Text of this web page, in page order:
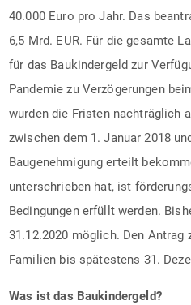
40.000 Euro pro Jahr. Das
6,5 Mrd. EUR. Für die gesamte
für das Baukindergeld zur
Pandemie zu Verzögerungen
wurden die Fristen nachträglich
zwischen dem 1. Januar 2018
Baugenehmigung erteilt
unterschrieben hat, ist
Bedingungen erfüllt werden.
31.12.2020 möglich. Den Antrag
Familien bis spätestens 31.
Was ist das Baukindergeld?